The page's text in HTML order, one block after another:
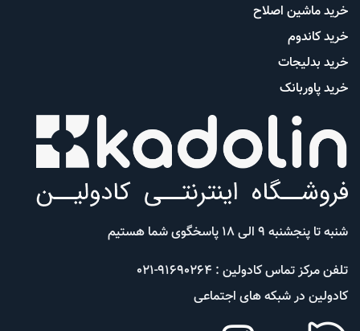
خرید ماشین اصلاح
خرید کاندوم
خرید بدلیجات
خرید پاوربانک
شنبه تا پنجشنبه 9 الی 18 پاسخگوی شما هستیم
تلفن مرکز تماس کادولین : 91690264-021
کادولین در شبکه های اجتماعی